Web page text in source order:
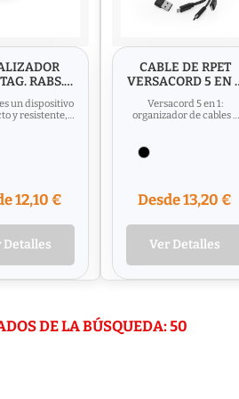
RABS.
CON
Y ANDROID
un dispositivo
y resistente,
12,10 €
Detalles
CABLE DE RPET
VERSACORD 5 EN
TUBO RABS. CARGA
RÁPIDA
Versacord 5 en 1:
organizador de cables 5
Desde 13,20 €
Ver Detalles
DE LA BÚSQUEDA: 50